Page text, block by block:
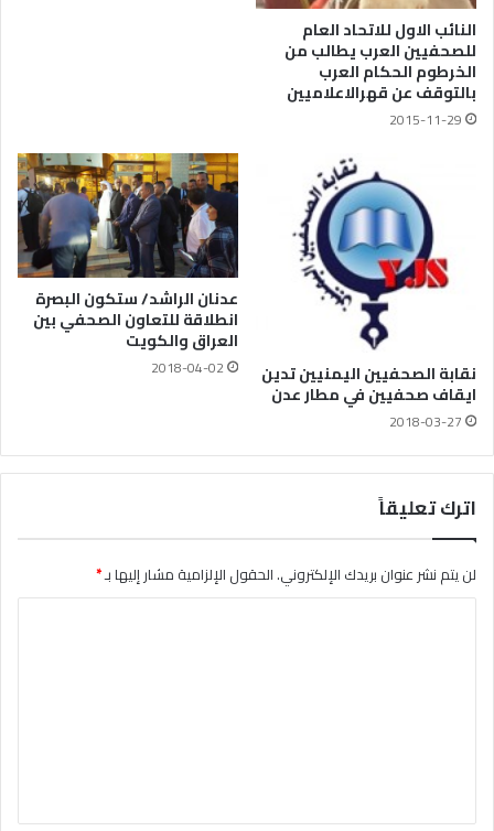
النائب الاول للاتحاد العام
للصحفيين العرب يطالب من
الخرطوم الحكام العرب
بالتوقف عن قهرالاعلاميين
2015-11-29
نقابة الصحفيين اليمنيين تدين
ايقاف صحفيين في مطار عدن
2018-03-27
عدنان الراشد/ ستكون البصرة
انطلاقة للتعاون الصحفي بين
العراق والكويت
2018-04-02
اترك تعليقاً
لن يتم نشر عنوان بريدك الإلكتروني.الحقول الإلزامية مشار إليها بـ*